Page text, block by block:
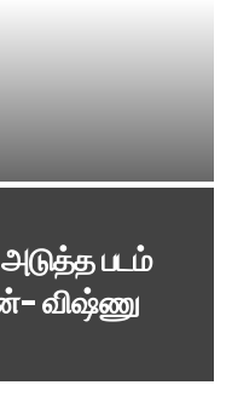
படம்
விஷ்ணு